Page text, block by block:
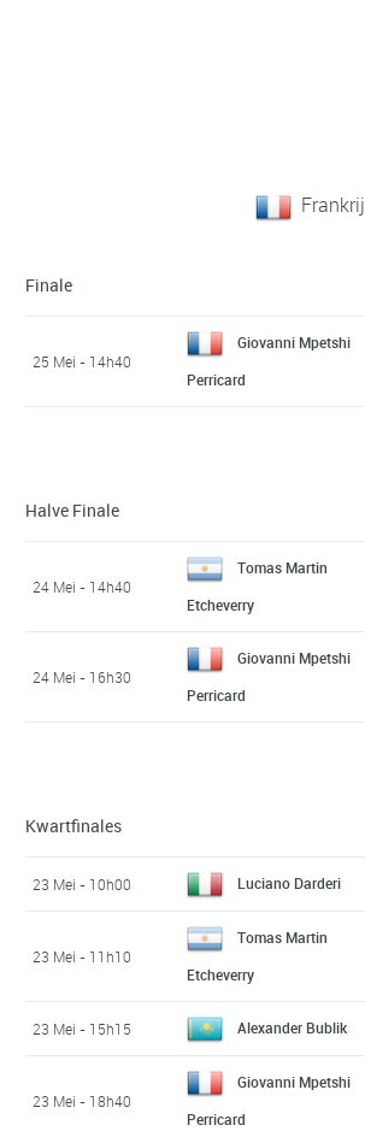
Finale
25 Mei - 14h40
Giovanni Mpetshi
Perricard
Halve Finale
24 Mei - 14h40
Tomas Martin
Etcheverry
24 Mei - 16h30
Giovanni Mpetshi
Perricard
Kwartfinales
23 Mei - 10h00 Luciano Darderi
23 Mei - 11h10
Tomas Martin
Etcheverry
23 Mei - 15h15 Alexander Bublik
23 Mei - 18h40
Giovanni Mpetshi
Perricard